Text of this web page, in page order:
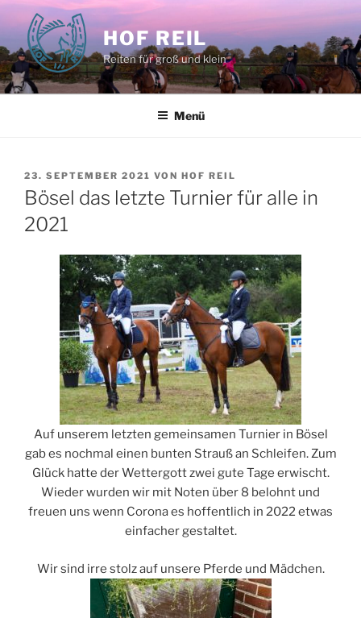
Zum
Inhalt
springen
HOF REIL
Reiten für groß und klein
Menü
VERÖFFENTLICHT
AM
23. SEPTEMBER 2021 VON HOF REIL
Bösel das letzte Turnier für alle in
2021
Auf unserem letzten gemeinsamen Turnier in Bösel
gab es nochmal einen bunten Strauß an Schleifen. Zum
Glück hatte der Wettergott zwei gute Tage erwischt.
Wieder wurden wir mit Noten über 8 belohnt und
freuen uns wenn Corona es hoffentlich in 2022 etwas
einfacher gestaltet.
Wir sind irre stolz auf unsere Pferde und Mädchen.